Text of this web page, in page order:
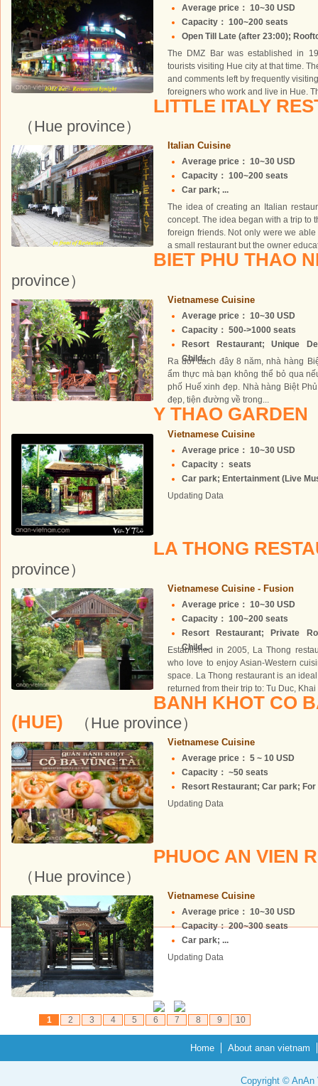
Average price： 10~30 USD
Capacity： 100~200 seats
Open Till Late (after 23:00);
The DMZ Bar was established in
tourists visiting Hue city at that time.
and comments left by frequently
foreigners who work and live in Hue.
LITTLE ITALY
（Hue province）
Italian Cuisine
Average price： 10~30 USD
Capacity： 100~200 seats
Car park; ...
The idea of creating an Italian
concept. The idea began with a trip to
foreign friends. Not only were we
a small restaurant but the owner
BIET PHU THAO
province）
Vietnamese Cuisine
Average price： 10~30 USD
Capacity： 500->1000 seats
Resort Restaurant; Unique
Child...
Ra đời cách đây 8 năm, nhà hàng
ẩm thực mà bạn không thể bỏ qua
phố Huế xinh đẹp. Nhà hàng Biệt
đẹp, tiện đường về trong...
Y THAO GARDEN
Vietnamese Cuisine
Average price： 10~30 USD
Capacity： seats
Car park; Entertainment (Live
Updating Data
LA THONG
province）
Vietnamese Cuisine - Fusion
Average price： 10~30 USD
Capacity： 100~200 seats
Resort Restaurant; Private
Child...
Established in 2005, La Thong
who love to enjoy Asian-Western
space. La Thong restaurant is an
returned from their trip to: Tu Duc,
BANH KHOT CO
(HUE)
（Hue province）
Vietnamese Cuisine
Average price： 5 ~ 10 USD
Capacity： ~50 seats
Resort Restaurant; Car park; For
Updating Data
PHUOC AN VIEN
（Hue province）
Vietnamese Cuisine
Average price： 10~30 USD
Capacity： 200~300 seats
Car park; ...
Updating Data
1 2 3 4 5 6 7 8 9 10
Home About anan vietnam
Copyright © AnAn